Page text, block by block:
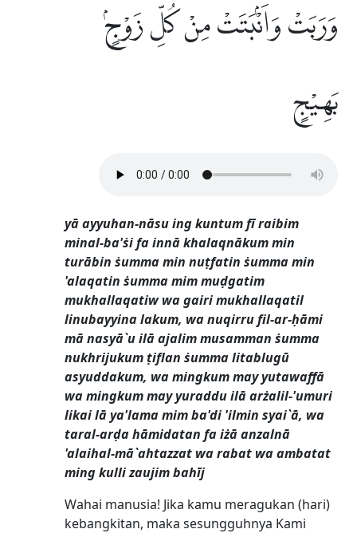
وَرَبَتْ وَاَنْۢبَتَتْ مِنْ كُلِّ زَوْجٍۢ
بَهِيْجٍ
yā ayyuhan-nāsu ing kuntum fī raibim
minal-ba'ṡi fa innā khalaqnākum min
turābin ṡumma min nuṭfatin ṡumma min
'alaqatin ṡumma mim muḍgatim
mukhallaqatiw wa gairi mukhallaqatil
linubayyina lakum, wa nuqirru fil-ar-ḥāmi
mā nasyā`u ilā ajalim musamman ṡumma
nukhrijukum ṭiflan ṡumma litablugū
asyuddakum, wa mingkum may yutawaffā
wa mingkum may yuraddu ilā arżalil-'umuri
likai lā ya'lama mim ba'di 'ilmin syai`ā, wa
taral-arḍa hāmidatan fa iżā anzalnā
'alaihal-mā`ahtazzat wa rabat wa ambatat
ming kulli zaujim bahīj
Wahai manusia! Jika kamu meragukan (hari)
kebangkitan, maka sesungguhnya Kami